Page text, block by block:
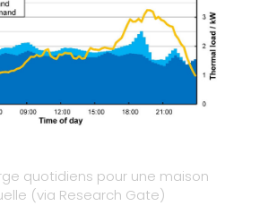
quotidiens pour une maison
(via Research Gate)